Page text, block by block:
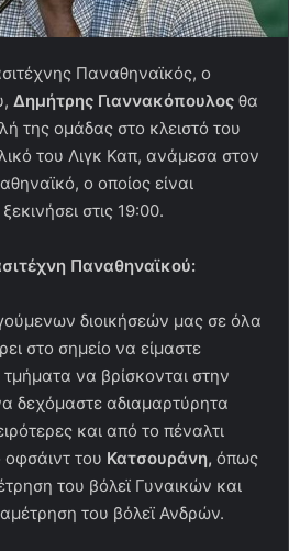
Παναθηναϊκός, ο
Δημήτρης Γιαννακόπουλος θα
της ομάδας στο κλειστό του
του Λιγκ Καπ, ανάμεσα στον
ο οποίος είναι
στις 19:00.
Παναθηναϊκού:
διοικήσεών μας σε όλα
στο σημείο να είμαστε
να βρίσκονται στην
δεχόμαστε αδιαμαρτύρητα
και από το πέναλτι
οφσάιντ του Κατσουράνη, όπως
του βόλεϊ Γυναικών και
του βόλεϊ Ανδρών.